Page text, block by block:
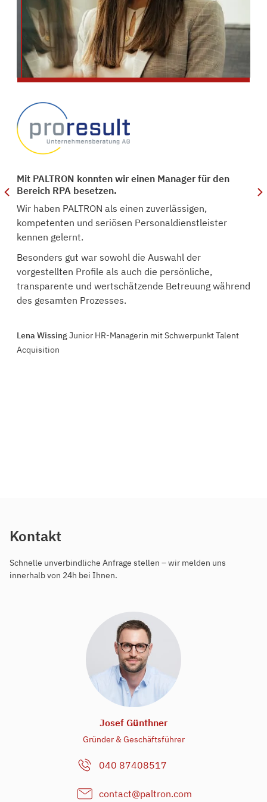
Mit PALTRON konnten wir einen Manager für den
Bereich RPA besetzen.
Wir haben PALTRON als einen zuverlässigen,
kompetenten und seriösen Personaldienstleister
kennen gelernt.
Besonders gut war sowohl die Auswahl der
vorgestellten Profile als auch die persönliche,
transparente und wertschätzende Betreuung während
des gesamten Prozesses.
Lena WissingJunior HR-Managerin mit Schwerpunkt Talent
Acquisition
Kontakt
Schnelle unverbindliche Anfrage stellen – wir melden uns
innerhalb von 24h bei Ihnen.
Josef Günthner
Gründer & Geschäftsführer
040 87408517
contact@paltron.com